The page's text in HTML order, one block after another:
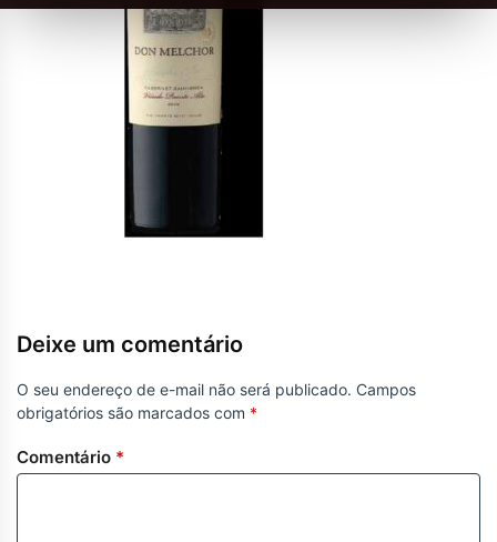
Deixe um comentário
O seu endereço de e-mail não será publicado. Campos
obrigatórios são marcados com *
Comentário *